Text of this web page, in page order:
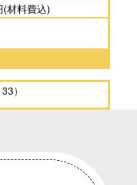
材料費込)
）